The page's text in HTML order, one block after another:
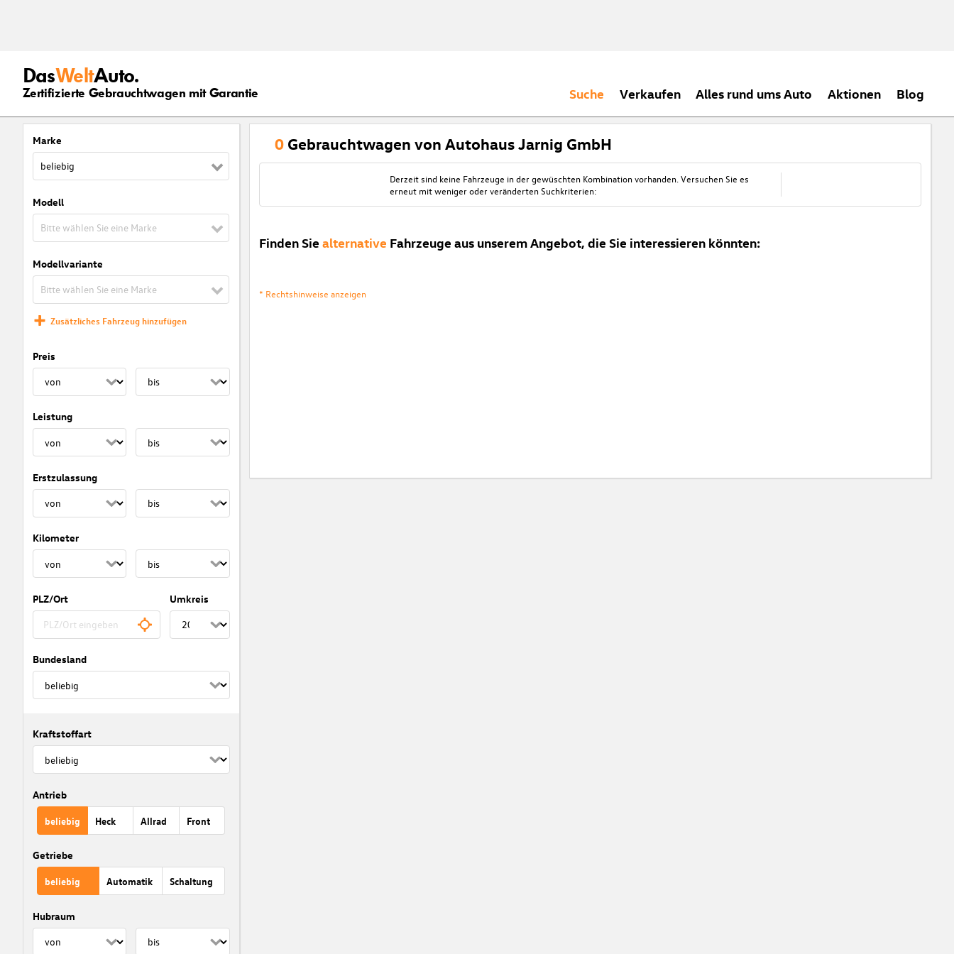
DasWeltAuto.
Zertifizierte Gebrauchtwagen mit Garantie Suche Verkaufen Alles rund ums Auto Aktionen Blog
Marke
beliebig
Modell
Bitte wählen Sie eine Marke
Modellvariante
Bitte wählen Sie eine Marke
Zusätzliches Fahrzeug hinzufügen
Preis
Leistung
Erstzulassung
Kilometer
PLZ/Ort Umkreis
Bundesland
Kraftstoffart
Antrieb
beliebig Heck Allrad Front
Getriebe
beliebig Automatik Schaltung
Hubraum
0 Gebrauchtwagen von Autohaus Jarnig GmbH
Derzeit sind keine Fahrzeuge in der gewüschten Kombination vorhanden. Versuchen Sie es
erneut mit weniger oder veränderten Suchkriterien:
Finden Sie alternative Fahrzeuge aus unserem Angebot, die Sie interessieren könnten:
* Rechtshinweise anzeigen